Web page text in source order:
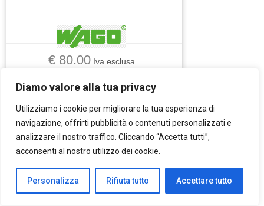
Diamo valore alla tua privacy
Utilizziamo i cookie per migliorare la tua esperienza di
navigazione, offrirti pubblicità o contenuti personalizzati e
analizzare il nostro traffico. Cliccando “Accetta tutti”,
acconsenti al nostro utilizzo dei cookie.
Personalizza Rifiuta tutto Accettare tutto
€ 80.00Iva esclusa
AUTOMAZIONE INDUSTRIALE
PLC
WAGO